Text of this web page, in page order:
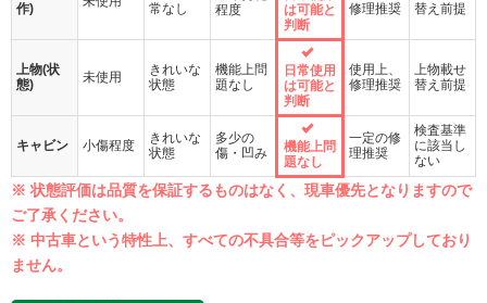
作)
常なし
程度
は可能と
判断
修理推奨
替え前提
上物(状
態)
未使用
きれいな
状態
機能上問
題なし
日常使用
は可能と
判断
使用上、
修理推奨
上物載せ
替え前提
キャビン 小傷程度
きれいな
状態
多少の
傷・凹み
機能上問
題なし
一定の修
理推奨
検査基準
に該当し
ない
※ 状態評価は品質を保証するものはなく、現車優先となりますので
ご了承ください。
※ 中古車という特性上、すべての不具合等をピックアップしており
ません。